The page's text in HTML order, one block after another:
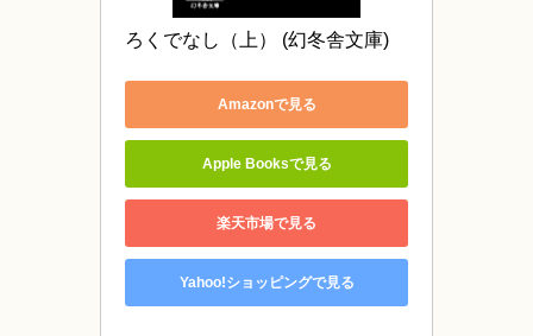
ろくでなし（上） (幻冬舎文庫)
Amazonで見る
Apple Booksで見る
楽天市場で見る
Yahoo!ショッピングで見る